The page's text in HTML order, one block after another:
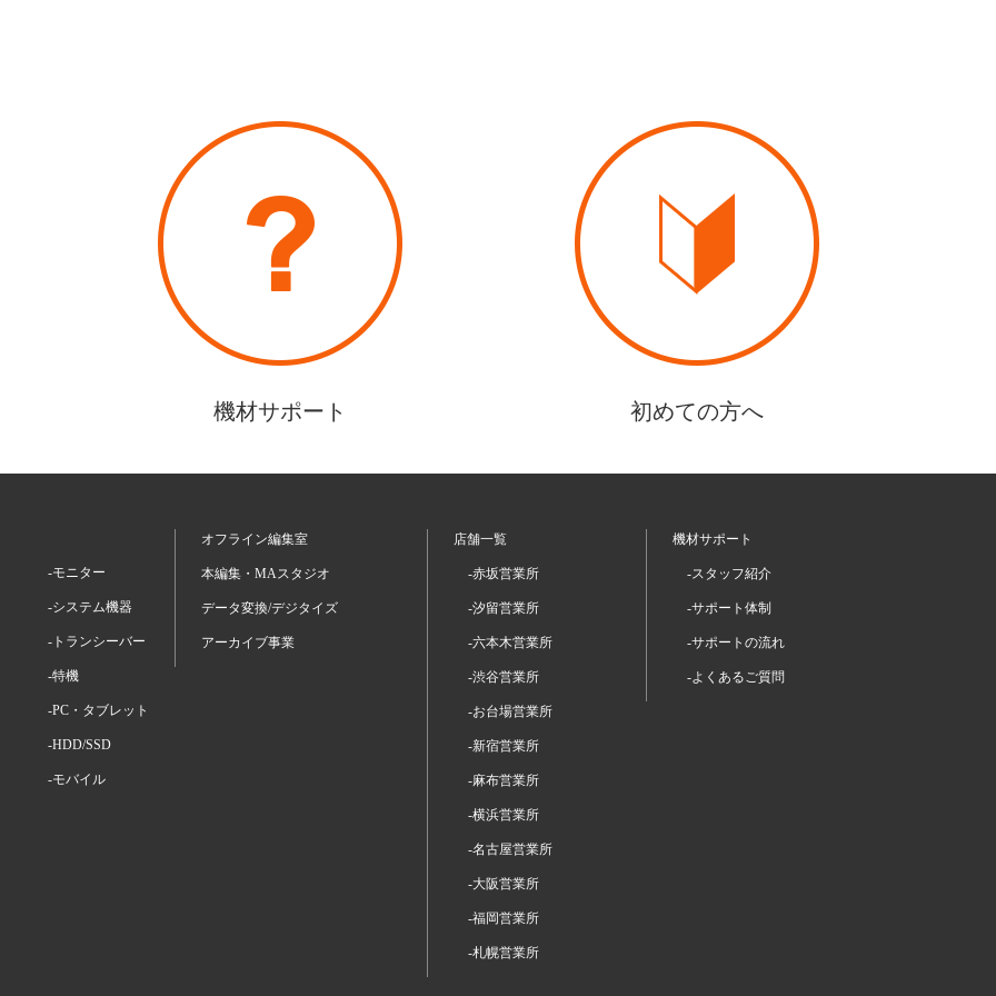
機材サポート 初めての方へ
-モニター
-システム機器
-トランシーバー
-特機
-PC・タブレット
-HDD/SSD
-モバイル
オフライン編集室
本編集・MAスタジオ
データ変換/デジタイズ
アーカイブ事業
店舗一覧
-赤坂営業所
-汐留営業所
-六本木営業所
-渋谷営業所
-お台場営業所
-新宿営業所
-麻布営業所
-横浜営業所
-名古屋営業所
-大阪営業所
-福岡営業所
-札幌営業所
機材サポート
-スタッフ紹介
-サポート体制
-サポートの流れ
-よくあるご質問